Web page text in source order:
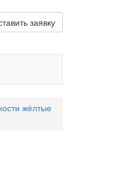
заявку
жёлтые